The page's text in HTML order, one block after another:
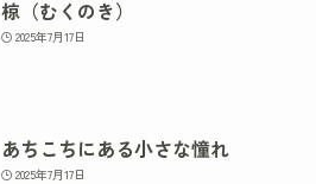
椋（むくのき）
2025年7月17日
あちこちにある小さな憧れ
2025年7月17日